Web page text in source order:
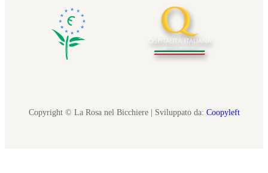
Copyright © La Rosa nel Bicchiere | Sviluppato da: Coopyleft